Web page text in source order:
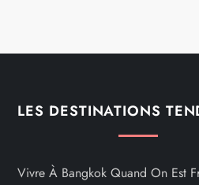
LES DESTINATIONS
Vivre À Bangkok Quand On Est